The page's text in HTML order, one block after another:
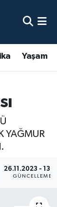
Yaşam
YAĞMUR
26.11.2023 -
GÜNCELLEME